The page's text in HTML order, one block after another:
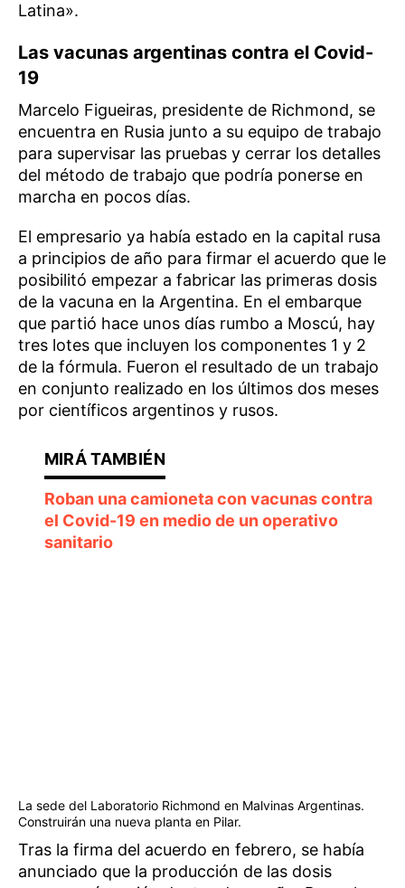
Latina».
Las vacunas argentinas contra el Covid-
19
Marcelo Figueiras, presidente de Richmond, se
encuentra en Rusia junto a su equipo de trabajo
para supervisar las pruebas y cerrar los detalles
del método de trabajo que podría ponerse en
marcha en pocos días.
El empresario ya había estado en la capital rusa
a principios de año para firmar el acuerdo que le
posibilitó empezar a fabricar las primeras dosis
de la vacuna en la Argentina. En el embarque
que partió hace unos días rumbo a Moscú, hay
tres lotes que incluyen los componentes 1 y 2
de la fórmula. Fueron el resultado de un trabajo
en conjunto realizado en los últimos dos meses
por científicos argentinos y rusos.
Roban una camioneta con vacunas contra
el Covid-19 en medio de un operativo
sanitario
La sede del Laboratorio Richmond en Malvinas Argentinas.
Construirán una nueva planta en Pilar.
Tras la firma del acuerdo en febrero, se había
anunciado que la producción de las dosis